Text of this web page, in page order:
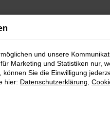
und unsere
Marketing und Statistiken nur,
Sie die Einwilligung
hier: Datenschutzerklärung